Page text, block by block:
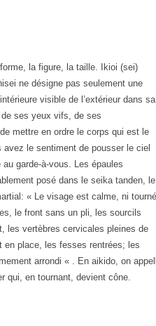
la figure, la taille. Ikioi (sei)
ne désigne pas seulement une
visible de l’extérieur dans sa
ses yeux vifs, de ses
mettre en ordre le corps qui est le
le sentiment de pousser le ciel
garde-à-vous. Les épaules
posé dans le seika tanden, le
« Le visage est calme, ni tourné
le front sans un pli, les sourcils
les vertèbres cervicales pleines de
en place, les fesses rentrées; les
arrondi « . En aikido, on
qui, en tournant, devient cône.